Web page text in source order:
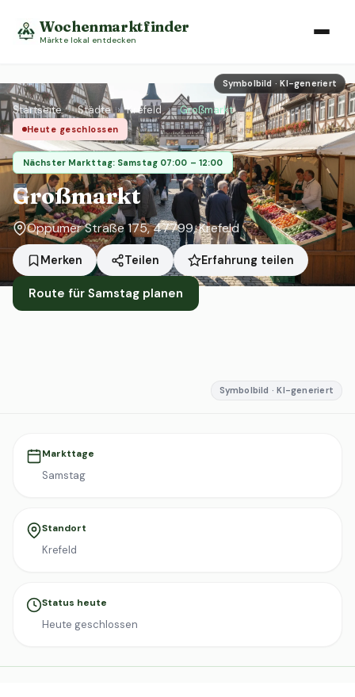
Wochenmarktfinder
Märkte lokal entdecken
Symbolbild · KI-generiert
Startseite › Städte › Krefeld › Großmarkt
Heute geschlossen
Nächster Markttag: Samstag 07:00 – 12:00
Großmarkt
Oppumer Straße 175, 47799, Krefeld
Merken Teilen Erfahrung teilen
Route für Samstag planen
Symbolbild · KI-generiert
Markttage
Samstag
Standort
Krefeld
Status heute
Heute geschlossen